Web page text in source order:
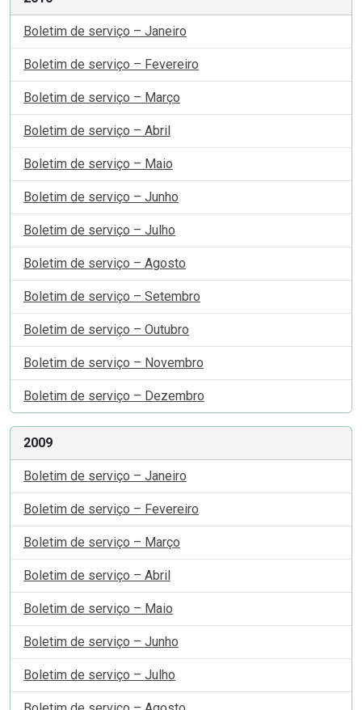
Boletim de serviço – Janeiro
Boletim de serviço – Fevereiro
Boletim de serviço – Março
Boletim de serviço – Abril
Boletim de serviço – Maio
Boletim de serviço – Junho
Boletim de serviço – Julho
Boletim de serviço – Agosto
Boletim de serviço – Setembro
Boletim de serviço – Outubro
Boletim de serviço – Novembro
Boletim de serviço – Dezembro
2009
Boletim de serviço – Janeiro
Boletim de serviço – Fevereiro
Boletim de serviço – Março
Boletim de serviço – Abril
Boletim de serviço – Maio
Boletim de serviço – Junho
Boletim de serviço – Julho